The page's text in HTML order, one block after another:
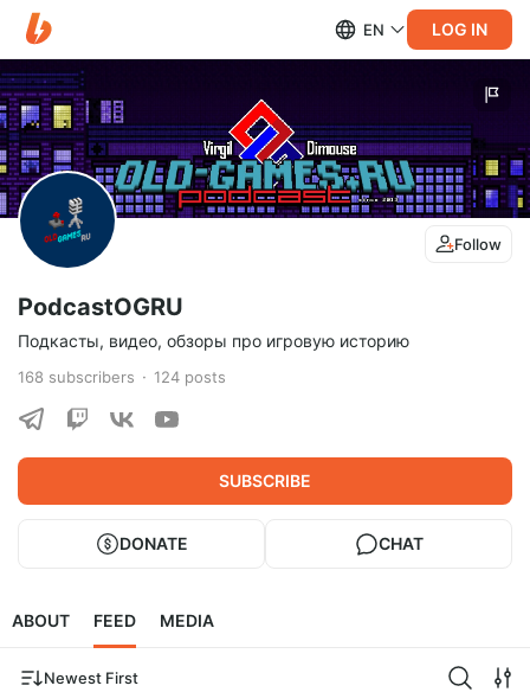
EN LOG IN
Follow
PodcastOGRU
Подкасты, видео, обзоры про игровую историю
168 subscribers 124 posts
SUBSCRIBE
DONATE CHAT
ABOUT FEED MEDIA
Newest First